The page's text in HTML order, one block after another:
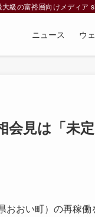
級の富裕層向けメディア
ニュース ウ
会見は「未
おい町）の再稼